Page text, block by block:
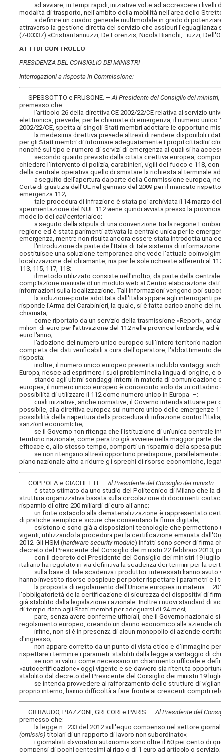
ad avviare, in tempi rapidi, iniziative volte ad accrescere i livelli
modalità di trasporto, nell'ambito della mobilità nell'area dello
a definire un quadro generale multimodale in grado di
attraverso la gestione diretta del servizio che assicuri l'eguaglianza
(7-00337) «Cristian Iannuzzi, De Lorenzis, Nicola Bianchi, Liuzzi,
ATTI DI CONTROLLO
PRESIDENZA DEL CONSIGLIO DEI MINISTRI
Interrogazioni a risposta in Commissione:
SPESSOTTO e FRUSONE. —Al Presidente del Consiglio dei
premesso che:
l'articolo 26 della direttiva CE 2002/22/CE relativa al servizio
elettronica, prevede, per le chiamate di emergenza, il numero
2002/22/CE, spetta ai singoli Stati membri adottare le opportune
la medesima direttiva prevede altresì di rendere disponibili i
per gli Stati membri di informare adeguatamente i propri cittadini
nonché sul tipo e numero di servizi di emergenza ai quali si ha
secondo quanto previsto dalla citata direttiva europea,
chiedere l'intervento di polizia, carabinieri, vigili del fuoco e 118,
della centrale operativa quello di smistare la richiesta al terminale
a seguito dell'apertura da parte della Commissione europea,
Corte di giustizia dell'UE nel gennaio del 2009 per il mancato
emergenza 112;
tale procedura di infrazione è stata poi archiviata il 14 marzo del
sperimentazione del NUE 112 viene quindi avviata presso la
modello delcall centerlaico;
a seguito della stipula di una convenzione tra la regione
regione ed è stata parimenti attivata la centrale unica per le
emergenza, mentre non risulta ancora essere stata introdotta una
l'introduzione da parte dell'Italia di tale sistema di informazione
costituisce una soluzione temporanea che vede l'attuale
localizzazione del chiamante, ma per le sole richieste afferenti al
113, 115, 117, 118;
il metodo utilizzato consiste nell'inoltro, da parte della centrale
compilazione manuale di un modulo web al Centro elaborazione
informazioni sulla localizzazione. Tali informazioni vengono poi
la soluzione-ponte adottata dall'Italia appare agli interroganti
risponde l'Arma dei Carabinieri, la quale, si è fatta carico anche del
chiamata;
come riportato da un servizio della trasmissione «Report»,
milioni di euro per l'attivazione del 112 nelle province lombarde, ed
euro l'anno;
l'adozione del numero unico europeo sull'intero territorio
completa dei dati verificabili a cura dell'operatore, l'abbattimento
risposta;
inoltre, il numero unico europeo presenta indubbi vantaggi
Europa, riesce ad esprimere i suoi problemi nella lingua di origine,
stando agli ultimi sondaggi interni in materia di comunicazione
europea, il numero unico europeo è conosciuto solo da un
possibilità di utilizzare il 112 come numero unico in Europa –:
quali iniziative, anche normative, il Governo intenda attuare per
possibile, alla direttiva europea sul numero unico delle emergenze
possibilità della riapertura della procedura di infrazione contro
sanzioni economiche;
se il Governo non ritenga che l'istituzione di un'unica centrale
territorio nazionale, come peraltro già avviene nella maggior parte
efficace e, allo stesso tempo, comporti un risparmio della spesa
se non ritengano altresì opportuno predisporre, parallelamente
piano nazionale atto a ridurre gli sprechi di risorse economiche,
COPPOLA e GIACHETTI. —Al Presidente del Consiglio dei ministri .
è stato stimato da uno studio del Politecnico di Milano che la
struttura organizzativa basata sulla circolazione di documenti
risparmio di oltre 200 miliardi di euro all'anno;
un forte ostacolo alla dematerializzazione è rappresentato
di pratiche semplici e sicure che consentano la firma digitale;
esistono e sono già a disposizioni tecnologie che permettono
vigenti, utilizzando la procedura per la certificazione emanata
2012. Gli HSM (hardware security module) infatti sonoserverdi firma
decreto del Presidente del Consiglio dei ministri 22 febbraio 2013,
con il decreto del Presidente del Consiglio dei ministri 19 luglio
italiano ha regolato in via definitiva la scadenza dei termini per la
sulla base di tale scadenza i produttori interessati hanno avuto
hanno investito risorse cospicue per poter rispettare i parametri e i
la proposta di regolamento dell'Unione europea in materia –
l'obbligatorietà della certificazione di sicurezza dei dispositivi di
già stabilito dalla legislazione nazionale. Inoltre i nuovi standard di
di tempo dato agli Stati membri per adeguarsi di 24 mesi;
pare, senza avere conferme ufficiali, che il Governo nazionale
regolamento europeo, creando un danno economico alle aziende
infine, non si è in presenza di alcun monopolio di aziende
d'ingresso;
non appare corretto da un punto di vista etico e d'immagine per
rispettare i termini e i parametri stabiliti dalla legge a vantaggio di
se non si valuti come necessario un chiarimento ufficiale e
«autocertificazione» oggi vigente e se davvero sia ritenuta
stabilito dal decreto del Presidente del Consiglio dei ministri 19
se intenda provvedere al rafforzamento delle strutture di
proprio interno, hanno difficoltà a fare fronte ai crescenti compiti
GRIBAUDO, PIAZZONI, GREGORI e PARIS. —Al Presidente del
premesso che:
la legge n. 233 del 2012 sull'equo compenso nel settore
(omissis) titolari di un rapporto di lavoro non subordinato»;
i giornalisti «lavoratori autonomi» sono oltre il 60 per cento di
compensi di pochi centesimi al rigo o di 1 euro ad articolo o servizio;